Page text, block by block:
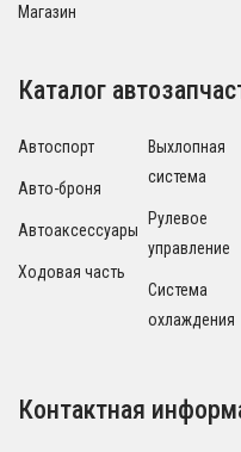
Магазин
Каталог
Автоспорт
Авто-броня
Автоаксессуары
Ходовая часть
Выхлопная
система
Рулевое
управление
Система
охлаждения
Контактная